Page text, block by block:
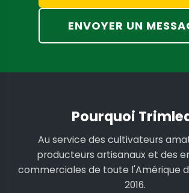
ENVOYER UN
Pourquoi
Au service des cultivateurs
producteurs artisanaux et des
commerciales de toute l'Amérique
2016.